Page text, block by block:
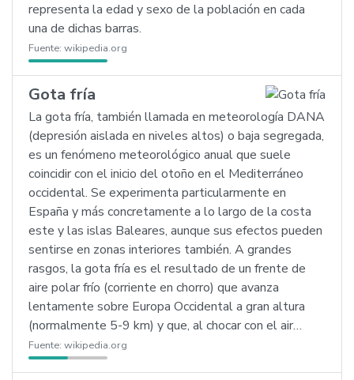
representa la edad y sexo de la población en cada
una de dichas barras.
Fuente: wikipedia.org
Gota fría
La gota fría, también llamada en meteorología DANA
(depresión aislada en niveles altos) o baja segregada,
es un fenómeno meteorológico anual que suele
coincidir con el inicio del otoño en el Mediterráneo
occidental. Se experimenta particularmente en
España y más concretamente a lo largo de la costa
este y las islas Baleares, aunque sus efectos pueden
sentirse en zonas interiores también. A grandes
rasgos, la gota fría es el resultado de un frente de
aire polar frío (corriente en chorro) que avanza
lentamente sobre Europa Occidental a gran altura
(normalmente 5-9 km) y que, al chocar con el air…
Fuente: wikipedia.org